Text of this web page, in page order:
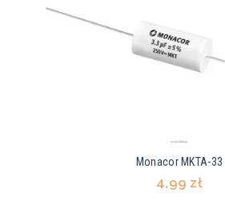
Monacor MKTA-33
4,99 zł